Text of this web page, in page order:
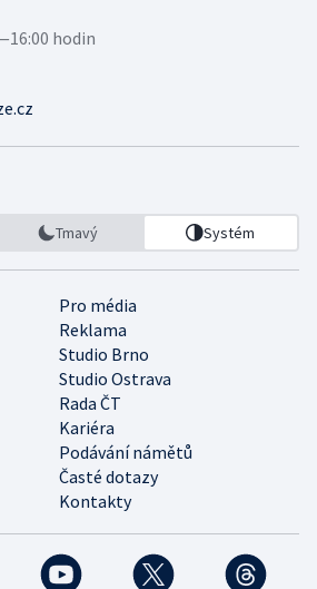
hodin
Tmavý Systém
Pro média
Reklama
Studio Brno
Studio Ostrava
Rada ČT
Kariéra
Podávání námětů
Časté dotazy
Kontakty